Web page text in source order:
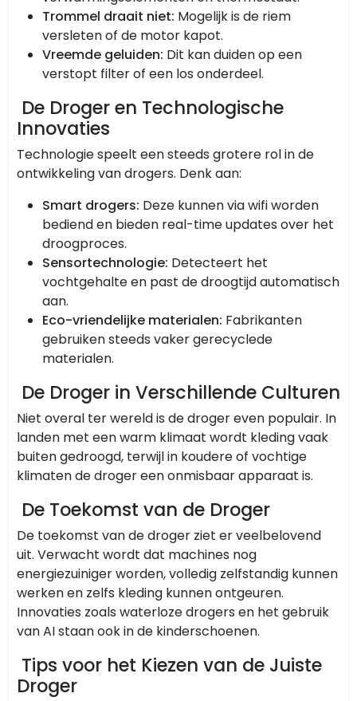
Trommel draait niet: Mogelijk is de riem
versleten of de motor kapot.
Vreemde geluiden: Dit kan duiden op een
verstopt filter of een los onderdeel.
De Droger en Technologische
Innovaties
Technologie speelt een steeds grotere rol in de
ontwikkeling van drogers. Denk aan:
Smart drogers: Deze kunnen via wifi worden
bediend en bieden real-time updates over het
droogproces.
Sensortechnologie: Detecteert het
vochtgehalte en past de droogtijd automatisch
aan.
Eco-vriendelijke materialen: Fabrikanten
gebruiken steeds vaker gerecyclede
materialen.
De Droger in Verschillende Culturen
Niet overal ter wereld is de droger even populair. In
landen met een warm klimaat wordt kleding vaak
buiten gedroogd, terwijl in koudere of vochtige
klimaten de droger een onmisbaar apparaat is.
De Toekomst van de Droger
De toekomst van de droger ziet er veelbelovend
uit. Verwacht wordt dat machines nog
energiezuiniger worden, volledig zelfstandig kunnen
werken en zelfs kleding kunnen ontgeuren.
Innovaties zoals waterloze drogers en het gebruik
van AI staan ook in de kinderschoenen.
Tips voor het Kiezen van de Juiste
Droger